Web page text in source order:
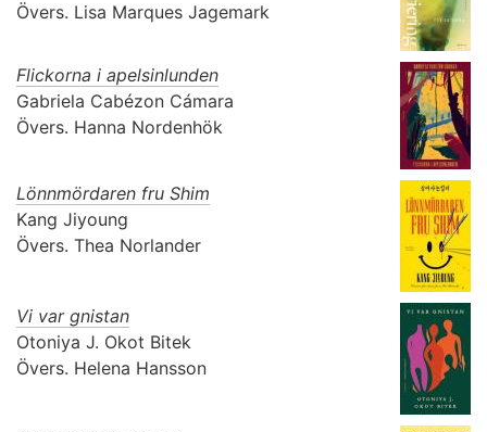
Övers. Lisa Marques Jagemark
Flickorna i apelsinlunden
Gabriela Cabézon Cámara
Övers. Hanna Nordenhök
Lönnmördaren fru Shim
Kang Jiyoung
Övers. Thea Norlander
Vi var gnistan
Otoniya J. Okot Bitek
Övers. Helena Hansson